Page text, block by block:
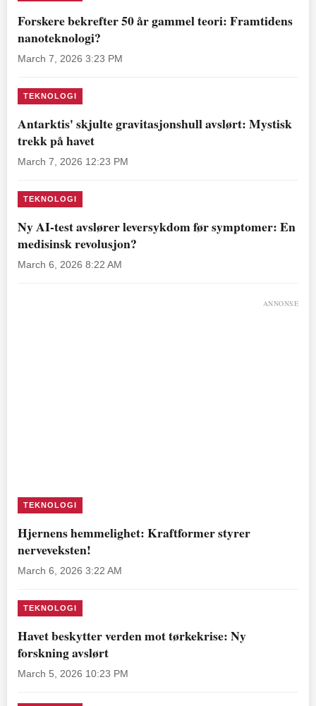
Forskere bekrefter 50 år gammel teori: Framtidens
nanoteknologi?
March 7, 2026 3:23 PM
TEKNOLOGI
Antarktis' skjulte gravitasjonshull avslørt: Mystisk
trekk på havet
March 7, 2026 12:23 PM
TEKNOLOGI
Ny AI-test avslører leversykdom før symptomer: En
medisinsk revolusjon?
March 6, 2026 8:22 AM
ANNONSE
TEKNOLOGI
Hjernens hemmelighet: Kraftformer styrer
nerveveksten!
March 6, 2026 3:22 AM
TEKNOLOGI
Havet beskytter verden mot tørkekrise: Ny
forskning avslørt
March 5, 2026 10:23 PM